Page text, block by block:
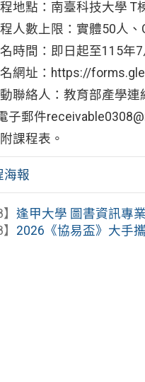
地點：南臺科技大學 T
人數上限：實體50人
時間：即日起至115年
網址：https://
聯絡人：教育部產學
子郵件
課程表。
海報
】逢甲大學 圖書資訊專
2026《協易盃》大手